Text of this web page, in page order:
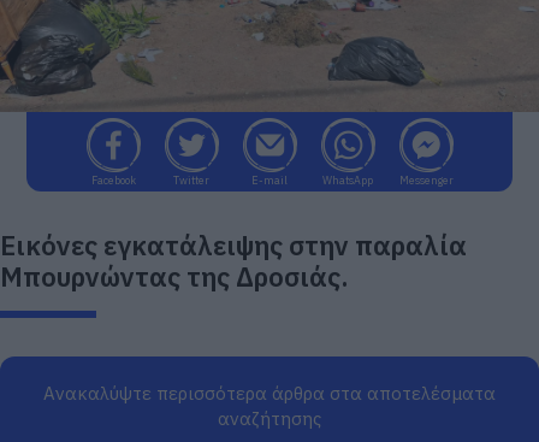
Facebook Twitter E-mail WhatsApp Messenger
Εικόνες εγκατάλειψης στην παραλία
Μπουρνώντας της Δροσιάς.
Ανακαλύψτε περισσότερα άρθρα στα αποτελέσματα
αναζήτησης